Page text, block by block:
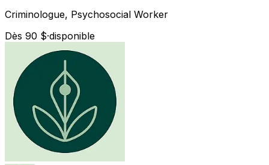
Criminologue, Psychosocial Worker
Dès 90 $·disponible